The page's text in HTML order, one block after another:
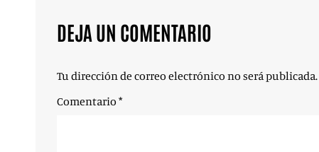
DEJA UN COMENTARIO
Tu dirección de correo electrónico no será publicada.
Comentario *